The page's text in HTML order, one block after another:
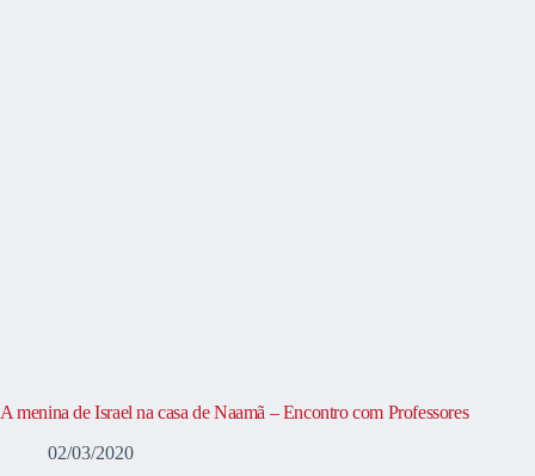
A menina de Israel na casa de Naamã – Encontro com Professores
02/03/2020